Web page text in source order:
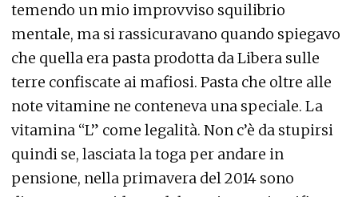
temendo un mio improvviso squilibrio
mentale, ma si rassicuravano quando spiegavo
che quella era pasta prodotta da Libera sulle
terre confiscate ai mafiosi. Pasta che oltre alle
note vitamine ne conteneva una speciale. La
vitamina “L” come legalità. Non c’è da stupirsi
quindi se, lasciata la toga per andare in
pensione, nella primavera del 2014 sono